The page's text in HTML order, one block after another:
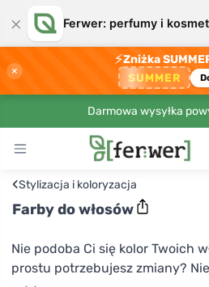
× Ferwer: perfumy i
×
⚡Zniżka
SUMMER
Darmowa wysyłka
‹Stylizacja i koloryzacja
Farby do włosów
Nie podoba Ci się kolor Twoich
prostu potrzebujesz zmiany?